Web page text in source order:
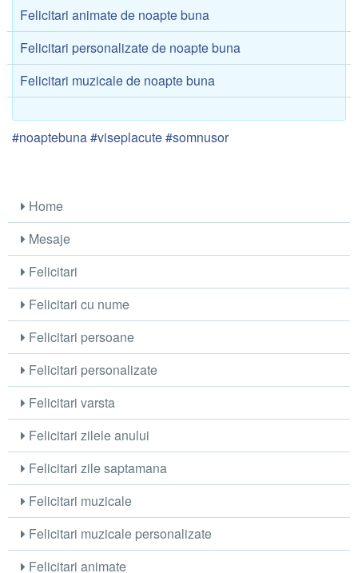
Felicitari animate de noapte buna
Felicitari personalizate de noapte buna
Felicitari muzicale de noapte buna
#noaptebuna #viseplacute #somnusor
Home
Mesaje
Felicitari
Felicitari cu nume
Felicitari persoane
Felicitari personalizate
Felicitari varsta
Felicitari zilele anului
Felicitari zile saptamana
Felicitari muzicale
Felicitari muzicale personalizate
Felicitari animate